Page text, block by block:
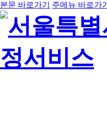
본문 바로가기 주메뉴 바로가기